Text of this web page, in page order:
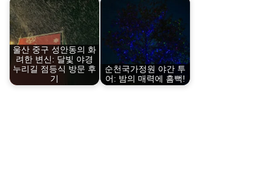
울산 중구 성안동의 화
려한 변신: 달빛 야경
누리길 점등식 방문 후
기
순천국가정원 야간 투
어: 밤의 매력에 흠뻑!